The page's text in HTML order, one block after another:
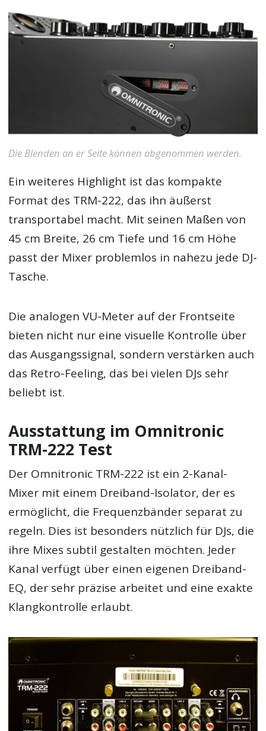
Die Blenden an er Seite können abgenommen werden.
Ein weiteres Highlight ist das kompakte
Format des TRM-222, das ihn äußerst
transportabel macht. Mit seinen Maßen von
45 cm Breite, 26 cm Tiefe und 16 cm Höhe
passt der Mixer problemlos in nahezu jede DJ-
Tasche.
Die analogen VU-Meter auf der Frontseite
bieten nicht nur eine visuelle Kontrolle über
das Ausgangssignal, sondern verstärken auch
das Retro-Feeling, das bei vielen DJs sehr
beliebt ist.
Ausstattung im Omnitronic
TRM-222 Test
Der Omnitronic TRM-222 ist ein 2-Kanal-
Mixer mit einem Dreiband-Isolator, der es
ermöglicht, die Frequenzbänder separat zu
regeln. Dies ist besonders nützlich für DJs, die
ihre Mixes subtil gestalten möchten. Jeder
Kanal verfügt über einen eigenen Dreiband-
EQ, der sehr präzise arbeitet und eine exakte
Klangkontrolle erlaubt.